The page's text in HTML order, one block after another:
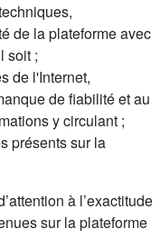
de la plateforme avec
soit ;
de l'Internet,
de fiabilité et au
y circulant ;
présents sur la
à l’exactitude
sur la plateforme